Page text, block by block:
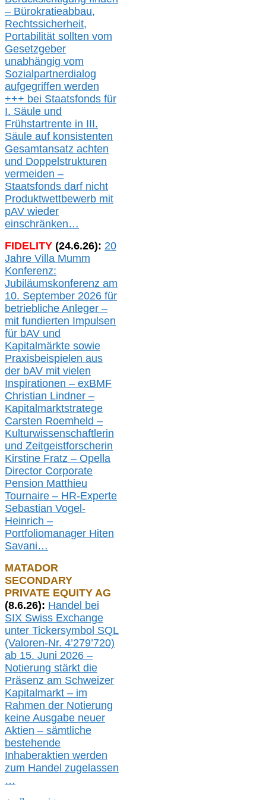
– Bürokratieabbau,
Rechtssicherheit,
Portabilität sollten vom
Gesetzgeber
unabhängig vom
Sozialpartnerdialog
aufgegriffen werden
+++ bei Staatsfonds für
I. Säule und
Frühstartrente in III.
Säule auf konsistenten
Gesamtansatz achten
und Doppelstrukturen
vermeiden –
Staatsfonds darf nicht
Produktwettbewerb mit
pAV wieder
einschränken…
FIDELITY (24.6.26): 20
Jahre Villa Mumm
Konferenz:
Jubiläumskonferenz am
10. September 2026 für
betriebliche Anleger –
mit fundierten Impulsen
für bAV und
Kapitalmärkte sowie
Praxisbeispielen aus
der bAV mit vielen
Inspirationen – exBMF
Christian Lindner –
Kapitalmarktstratege
Carsten Roemheld –
Kulturwissenschaftlerin
und Zeitgeistforscherin
Kirstine Fratz – Opella
Director Corporate
Pension Matthieu
Tournaire – HR-Experte
Sebastian Vogel-
Heinrich –
Portfoliomanager Hiten
Savani…
MATADOR
SECONDARY
PRIVATE EQUITY AG
(8.6.26): Handel bei
SIX Swiss Exchange
unter Tickersymbol SQL
(Valoren-Nr. 4’279’720)
ab 15. Juni 2026 –
Notierung stärkt die
Präsenz am Schweizer
Kapitalmarkt – im
Rahmen der Notierung
keine Ausgabe neuer
Aktien – sämtliche
bestehende
Inhaberaktien werden
zum Handel zugelassen
…